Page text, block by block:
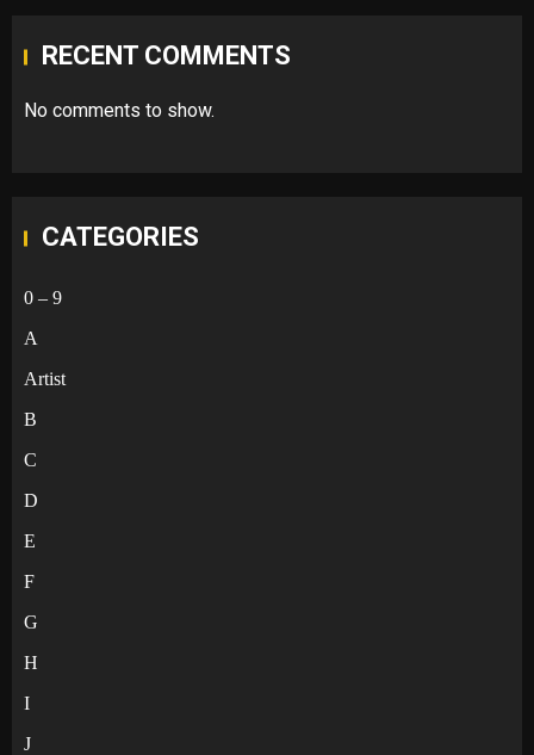
RECENT COMMENTS
No comments to show.
CATEGORIES
0 – 9
A
Artist
B
C
D
E
F
G
H
I
J